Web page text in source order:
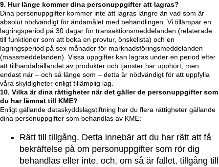
9. Hur länge kommer dina personuppgifter att lagras?
Dina personuppgifter kommer inte att lagras längre än vad som är
absolut nödvändigt för ändamålet med behandlingen. Vi tillämpar en
lagringsperiod på 30 dagar för transaktionsmeddelanden (relaterade
till funktioner som att boka en provtur, önskelista) och en
lagringsperiod på sex månader för marknadsföringsmeddelanden
(massmeddelanden). Vissa uppgifter kan lagras under en period efter
att tillhandahållandet av produkter och tjänster har upphört, men
endast när – och så länge som – detta är nödvändigt för att uppfylla
våra skyldigheter enligt tillämplig lag.
10. Vilka är dina rättigheter när det gäller de personuppgifter som
du har lämnat till KME?
Enligt gällande dataskyddslagstiftning har du flera rättigheter gällande
dina personuppgifter som behandlas av KME:
Rätt till tillgång. Detta innebär att du har rätt att få
bekräftelse på om personuppgifter som rör dig
behandlas eller inte, och, om så är fallet, tillgång till